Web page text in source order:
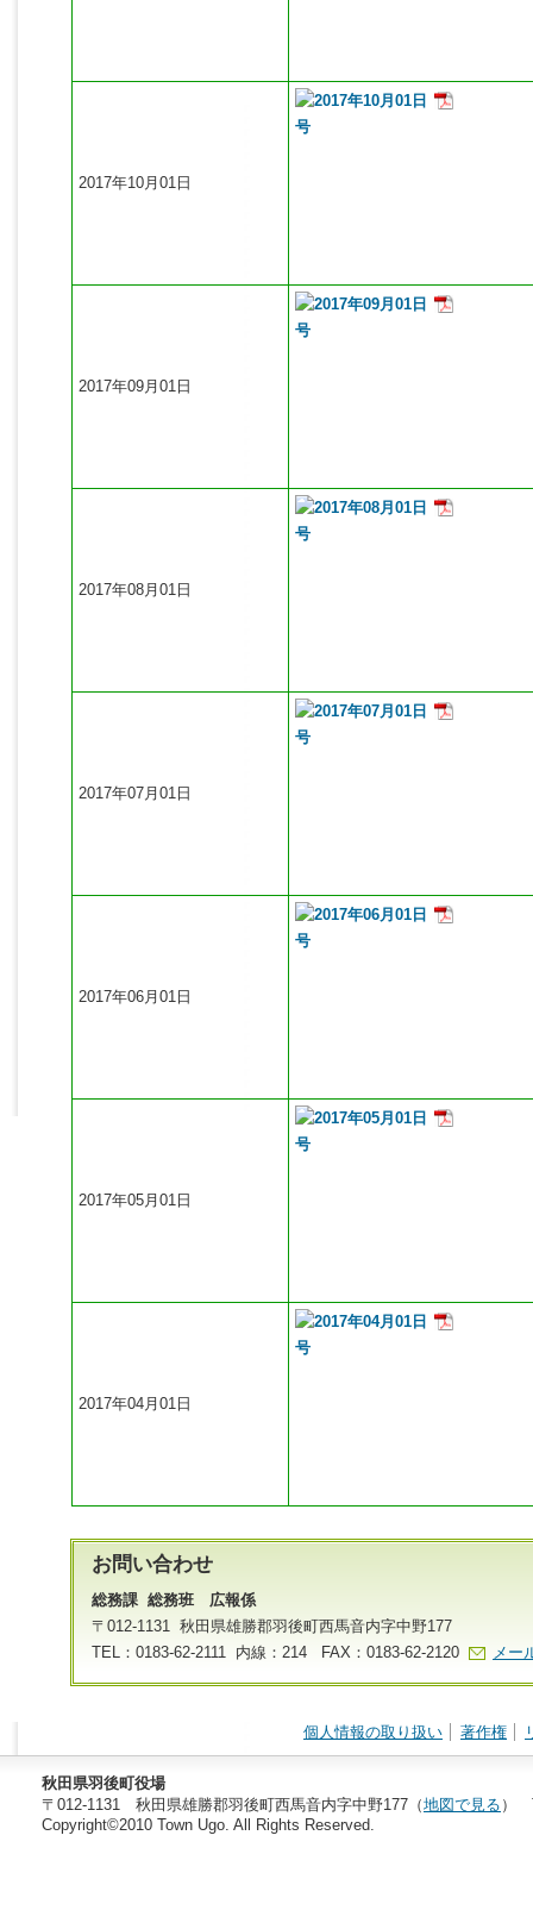
2017年10月01日
2017年09月01日
2017年08月01日
2017年07月01日
2017年06月01日
2017年05月01日
2017年04月01日
お問い合わせ
総務課 総務班 広報係
〒012-1131 秋田県雄勝郡羽後町西馬音内字中野177
TEL：0183-62-2111 内線：214 FAX：0183-62-2120
メー
個人情報の取り扱い 著作権
秋田県羽後町役場
〒012-1131 秋田県雄勝郡羽後町西馬音内字中野177（地図で見る ）
Copyright©2010 Town Ugo. All Rights Reserved.